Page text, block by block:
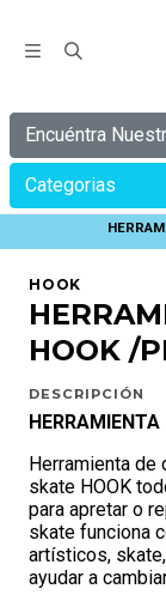
Encuéntra
Categorias
HOOK
HOOK /
DESCRIPCIÓN
Herramienta de
skate HOOK
para apretar o
skate funciona
artísticos,
ayudar a